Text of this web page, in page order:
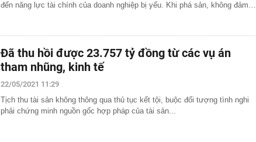
đến năng lực tài chính của doanh nghiệp bị yếu. Khi phá sản, không đảm…
Đã thu hồi được 23.757 tỷ đồng từ các vụ án
tham nhũng, kinh tế
22/05/2021 11:29
Tịch thu tài sản không thông qua thủ tục kết tội, buộc đối tượng tình nghi
phải chứng minh nguồn gốc hợp pháp của tài sản...